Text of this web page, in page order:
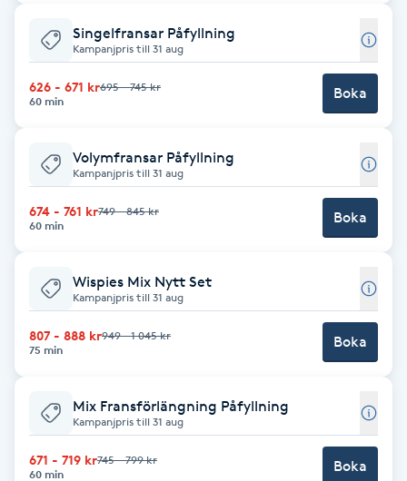
Diamantslipning
Enzympeeling
Extensions
Extensions borttagning
Eyeliner-tatuering
Face framing
Faceliftmassage
Fet hårbotten
Singelfransar Påfyllning
Kampanjpris till 31 aug
626 - 671 kr695 - 745 kr
60 min
Boka
Volymfransar Påfyllning
Kampanjpris till 31 aug
674 - 761 kr749 - 845 kr
60 min
Boka
Wispies Mix Nytt Set
Kampanjpris till 31 aug
807 - 888 kr949 - 1 045 kr
75 min
Boka
Mix Fransförlängning Påfyllning
Kampanjpris till 31 aug
671 - 719 kr745 - 799 kr
60 min
Boka